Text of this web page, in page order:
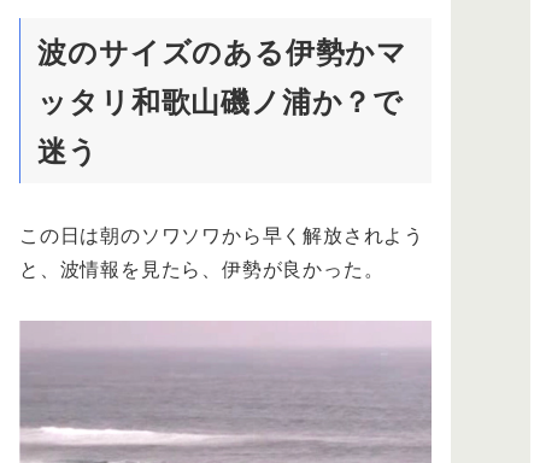
波のサイズのある伊勢かマ
ッタリ和歌山磯ノ浦か？で
迷う
この日は朝のソワソワから早く解放されよう
と、波情報を見たら、伊勢が良かった。